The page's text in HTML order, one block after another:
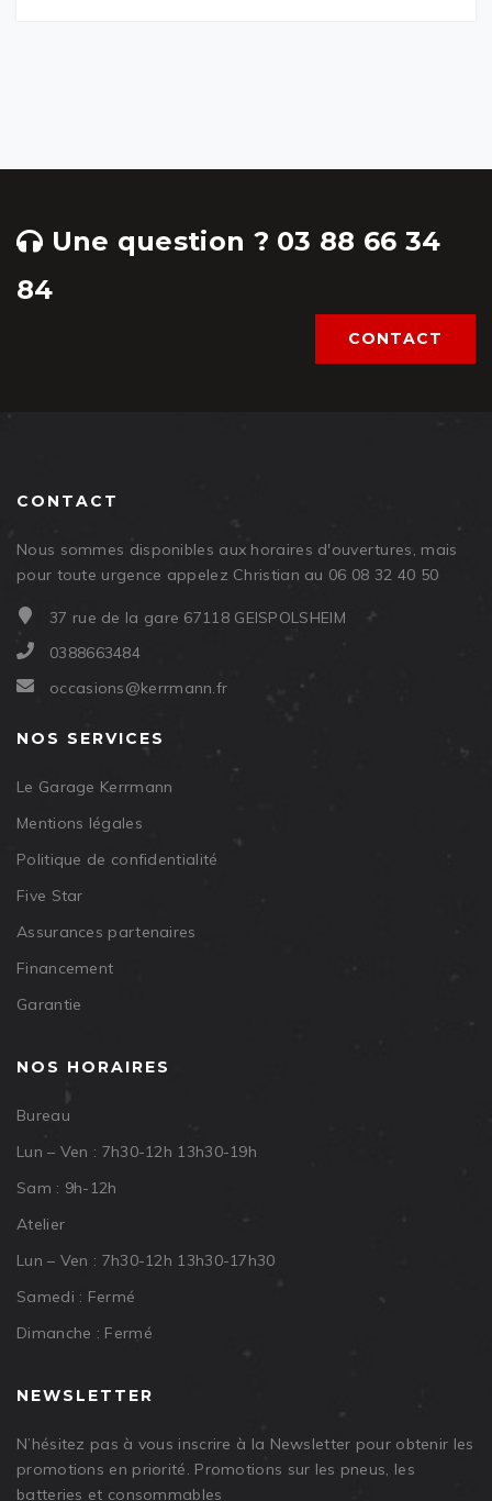
Une question ? 03 88 66 34
84
CONTACT
CONTACT
Nous sommes disponibles aux horaires d'ouvertures, mais
pour toute urgence appelez Christian au 06 08 32 40 50
37 rue de la gare 67118 GEISPOLSHEIM
0388663484
occasions@kerrmann.fr
NOS SERVICES
Le Garage Kerrmann
Mentions légales
Politique de confidentialité
Five Star
Assurances partenaires
Financement
Garantie
NOS HORAIRES
Bureau
Lun – Ven : 7h30-12h 13h30-19h
Sam : 9h-12h
Atelier
Lun – Ven : 7h30-12h 13h30-17h30
Samedi : Fermé
Dimanche : Fermé
NEWSLETTER
N’hésitez pas à vous inscrire à la Newsletter pour obtenir les
promotions en priorité. Promotions sur les pneus, les
batteries et consommables